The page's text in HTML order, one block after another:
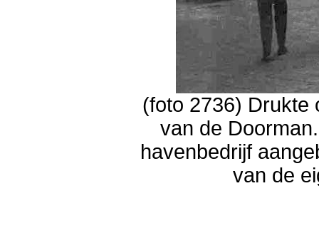
(foto 2736) Drukte
van de
havenbedrijf
van de